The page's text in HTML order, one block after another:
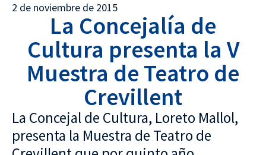
2 de noviembre de 2015
La Concejalía de
Cultura presenta la V
Muestra de Teatro de
Crevillent
La Concejal de Cultura, Loreto Mallol,
presenta la Muestra de Teatro de